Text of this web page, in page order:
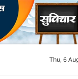
Thu, 6